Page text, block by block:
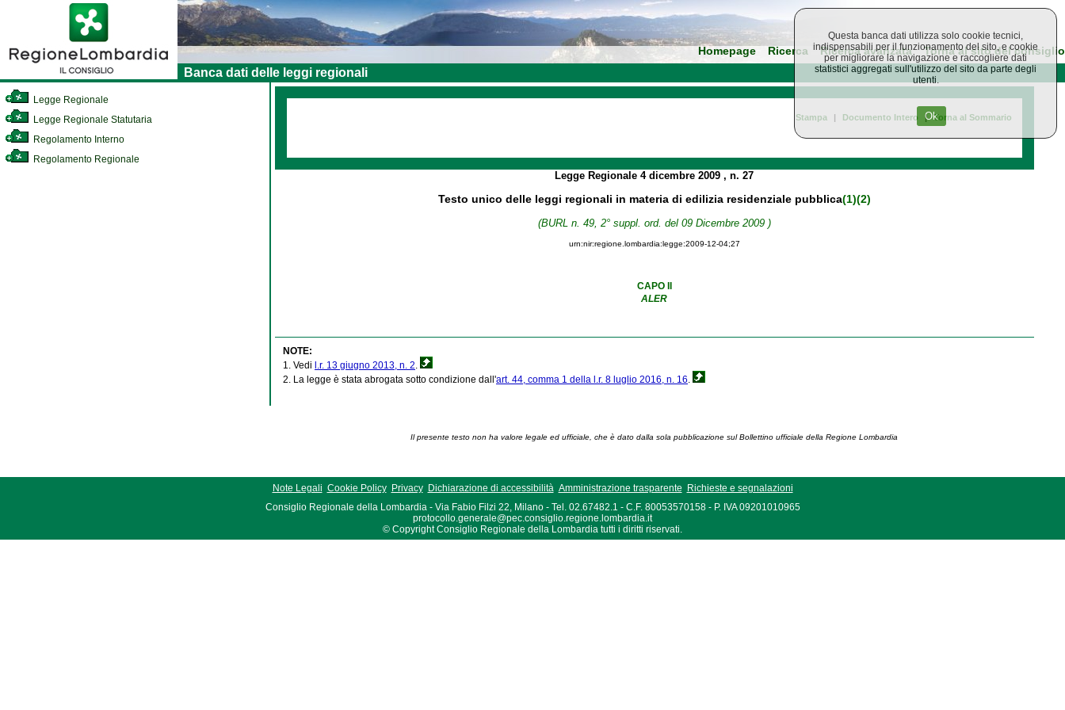
Homepage Ricerca Ricerca avanzata Torna al sito del consiglio
Banca dati delle leggi regionali
Legge Regionale
Legge Regionale Statutaria
Regolamento Interno
Regolamento Regionale
Stampa | Documento Intero | Torna al Sommario
Legge Regionale4 dicembre 2009, n. 27
Testo unico delle leggi regionali in materia di edilizia residenziale pubblica(1)(2)
(BURL n. 49, 2° suppl. ord. del 09 Dicembre 2009 )
urn:nir:regione.lombardia:legge:2009-12-04;27
CAPO II
ALER
NOTE:
1. Vedi l.r. 13 giugno 2013, n. 2.
2. La legge è stata abrogata sotto condizione dall'art. 44, comma 1 della l.r. 8 luglio 2016, n. 16.
Il presente testo non ha valore legale ed ufficiale, che è dato dalla sola pubblicazione sul Bollettino ufficiale della Regione Lombardia
Note Legali Cookie Policy Privacy Dichiarazione di accessibilità Amministrazione trasparente
Richieste e segnalazioni
Consiglio Regionale della Lombardia - Via Fabio Filzi 22, Milano - Tel. 02.67482.1 - C.F. 80053570158 - P. IVA 09201010965
protocollo.generale@pec.consiglio.regione.lombardia.it
© Copyright Consiglio Regionale della Lombardia tutti i diritti riservati.
Questa banca dati utilizza solo cookie tecnici,
indispensabili per il funzionamento del sito, e cookie
per migliorare la navigazione e raccogliere dati
statistici aggregati sull'utilizzo del sito da parte degli
utenti.
Ok